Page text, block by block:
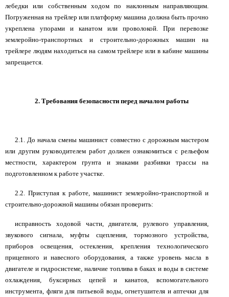
лебедки или собственным ходом по наклонным направляющим.
Погруженная на трейлер или платформу машина должна быть прочно
укреплена упорами и канатом или проволокой. При перевозке
землеройно-транспортных и строительно-дорожных машин на
трейлере людям находиться на самом трейлере или в кабине машины
запрещается.
2. Требования безопасности перед началом работы
2.1. До начала смены машинист совместно с дорожным мастером
или другим руководителем работ должен ознакомиться с рельефом
местности, характером грунта и знаками разбивки трассы на
подготовленном к работе участке.
2.2. Приступая к работе, машинист землеройно-транспортной и
строительно-дорожной машины обязан проверить:
исправность ходовой части, двигателя, рулевого управления,
звукового сигнала, муфты сцепления, тормозного устройства,
приборов освещения, остекления, крепления технологического
прицепного и навесного оборудования, а также уровень масла в
двигателе и гидросистеме, наличие топлива в баках и воды в системе
охлаждения, буксирных цепей и канатов, вспомогательного
инструмента, фляги для питьевой воды, огнетушителя и аптечки для